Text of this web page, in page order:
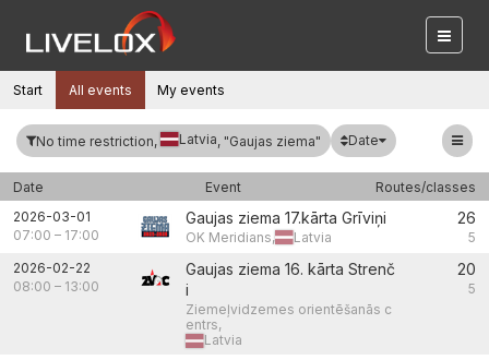
Start All events My events
No time restriction, Latvia, "Gaujas ziema" Date
Date Event
Routes/classes
2026-03-01
07:00 – 17:00
Gaujas ziema 17.kārta Grīviņi
OK Meridians, Latvia
26
5
2026-02-22
08:00 – 13:00
Gaujas ziema 16. kārta Strenč
i
Ziemeļvidzemes orientēšanās c
entrs,
Latvia
20
5